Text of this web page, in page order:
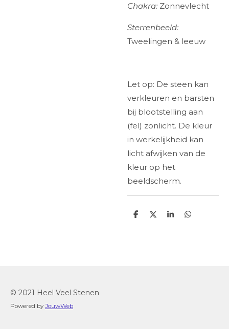
Chakra: Zonnevlecht
Sterrenbeeld:
Tweelingen & leeuw
Let op: De steen kan
verkleuren en barsten
bij blootstelling aan
(fel) zonlicht. De kleur
in werkelijkheid kan
licht afwijken van de
kleur op het
beeldscherm.
D
D
S
D
© 2021 Heel Veel Stenen
Powered by JouwWeb